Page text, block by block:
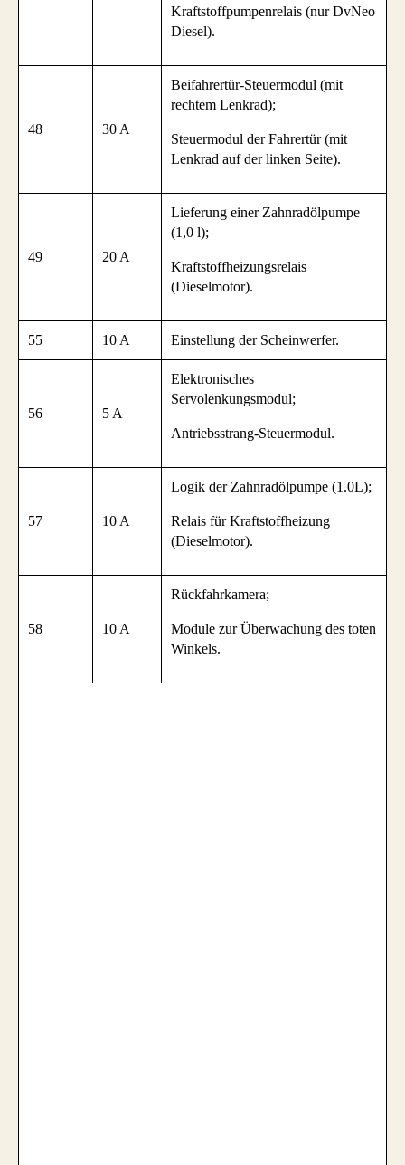
Kraftstoffpumpenrelais (nur DvNeo
Diesel).
48 30 A
Beifahrertür-Steuermodul (mit
rechtem Lenkrad);
Steuermodul der Fahrertür (mit
Lenkrad auf der linken Seite).
49 20 A
Lieferung einer Zahnradölpumpe
(1,0 l);
Kraftstoffheizungsrelais
(Dieselmotor).
55 10 A Einstellung der Scheinwerfer.
56 5 A
Elektronisches
Servolenkungsmodul;
Antriebsstrang-Steuermodul.
57 10 A
Logik der Zahnradölpumpe (1.0L);
Relais für Kraftstoffheizung
(Dieselmotor).
58 10 A
Rückfahrkamera;
Module zur Überwachung des toten
Winkels.